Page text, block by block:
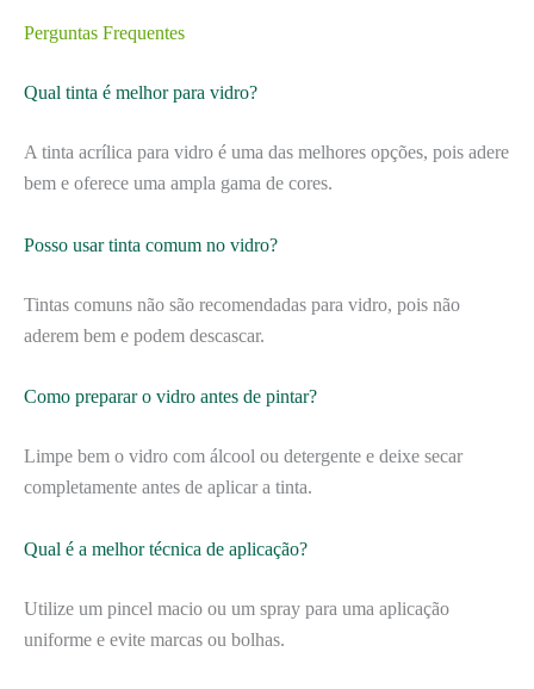
Perguntas Frequentes
Qual tinta é melhor para vidro?
A tinta acrílica para vidro é uma das melhores opções, pois adere
bem e oferece uma ampla gama de cores.
Posso usar tinta comum no vidro?
Tintas comuns não são recomendadas para vidro, pois não
aderem bem e podem descascar.
Como preparar o vidro antes de pintar?
Limpe bem o vidro com álcool ou detergente e deixe secar
completamente antes de aplicar a tinta.
Qual é a melhor técnica de aplicação?
Utilize um pincel macio ou um spray para uma aplicação
uniforme e evite marcas ou bolhas.